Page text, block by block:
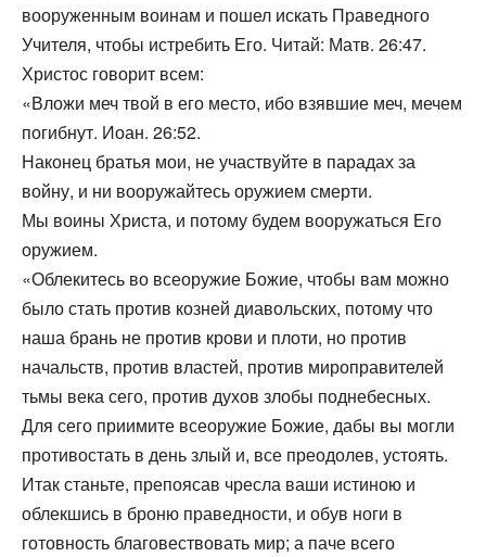
вооруженным воинам и пошел искать Праведного
Учителя, чтобы истребить Его. Читай: Матв. 26:47.
Христос говорит всем:
«Вложи меч твой в его место, ибо взявшие меч, мечем
погибнут. Иоан. 26:52.
Наконец братья мои, не участвуйте в парадах за
войну, и ни вооружайтесь оружием смерти.
Мы воины Христа, и потому будем вооружаться Его
оружием.
«Облекитесь во всеоружие Божие, чтобы вам можно
было стать против козней диавольских, потому что
наша брань не против крови и плоти, но против
начальств, против властей, против мироправителей
тьмы века сего, против духов злобы поднебесных.
Для сего приимите всеоружие Божие, дабы вы могли
противостать в день злый и, все преодолев, устоять.
Итак станьте, препоясав чресла ваши истиною и
облекшись в броню праведности, и обув ноги в
готовность благовествовать мир; а паче всего